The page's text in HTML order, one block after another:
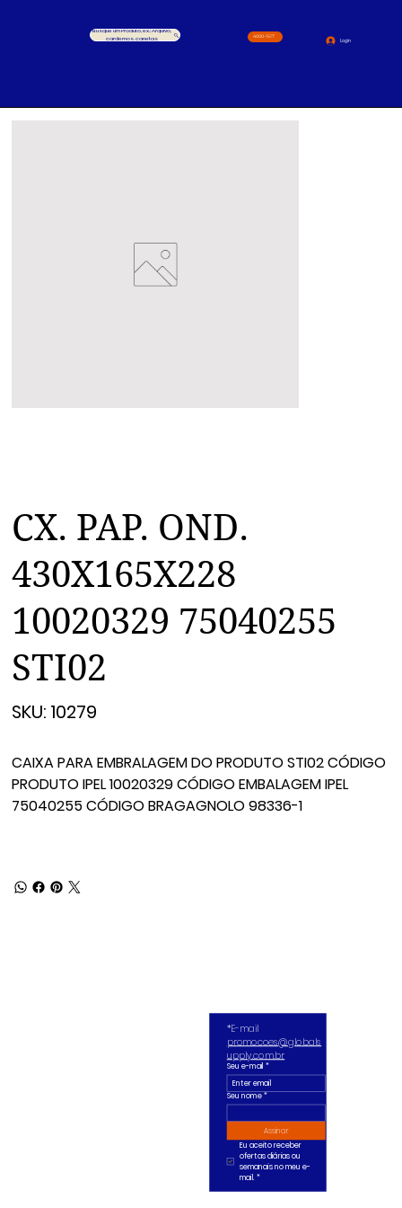
Busque um Produto, ex.: Arquivo,
cardernos, canetas
4000-1517
Login
CX. PAP. OND.
430X165X228
10020329 75040255
STI02
SKU:
10279
10279
CAIXA PARA EMBRALAGEM DO PRODUTO STI02 CÓDIGO
PRODUTO IPEL 10020329 CÓDIGO EMBALAGEM IPEL
75040255 CÓDIGO BRAGAGNOLO 98336-1
promocoes@globals
upply.com.br
Seu e-mail *
Seu nome *
Assinar
Eu aceito receber
ofertas diárias ou
semanais no meu e-
mail. *